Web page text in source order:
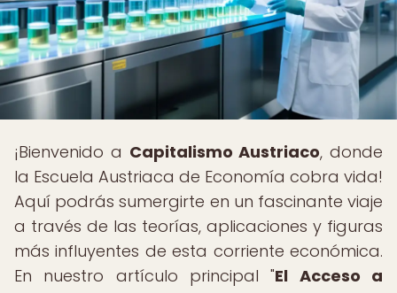
¡Bienvenido a Capitalismo Austriaco, donde
la Escuela Austriaca de Economía cobra vida!
Aquí podrás sumergirte en un fascinante viaje
a través de las teorías, aplicaciones y figuras
más influyentes de esta corriente económica.
En nuestro artículo principal "El Acceso a